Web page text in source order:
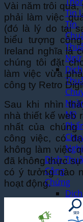
Tin
Tín,
Ngữ
Dịch
Mỹ
Dịch
Công
Chứng
Dịch
Thuật
Công
Vài năm trôi
phải làm việc
(đó là lý do tại
biểu tượng
Ireland nghĩa là
chúng tôi đặt
làm việc vừa
công ty Retro
Sau khi nhìn
nhà thiết kế web
nhất của chúng
công việc, có
không làm việc
đã không thực
có ý tưởng nào
hoạt động.